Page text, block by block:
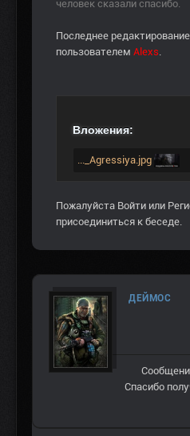
человек сказали спасибо.
Последнее
пользователем Alexs
Вложения:
..._Agressiya.jpg
Пожалуйста Войти или
присоединиться к беседе.
ДЕЙМОС
Спасибо